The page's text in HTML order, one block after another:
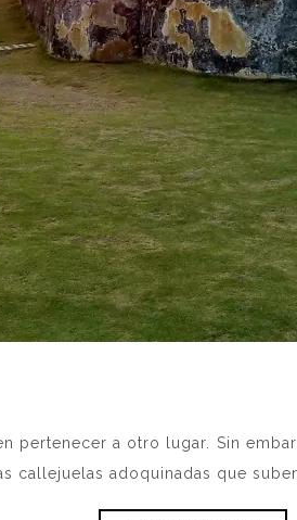
pertenecer a otro lugar. Sin
callejuelas adoquinadas que